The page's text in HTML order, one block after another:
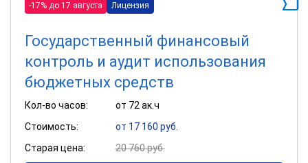
-17% до 17 августа Лицензия
Государственный финансовый
контроль и аудит использования
бюджетных средств
Кол-во часов:
от 72 ак.ч
Стоимость:
от 17 160 руб.
Старая цена:
20 760 руб.